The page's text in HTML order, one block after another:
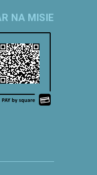
NA MISIE